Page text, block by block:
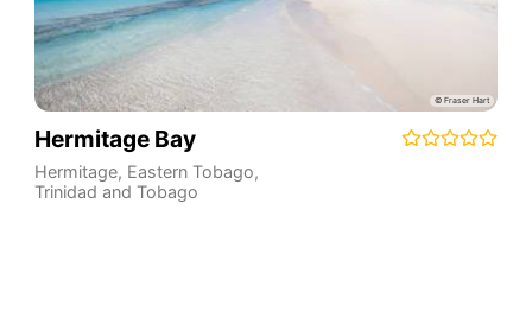
Hermitage Bay
Hermitage, Eastern Tobago,
Trinidad and Tobago